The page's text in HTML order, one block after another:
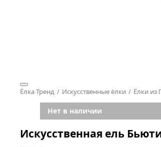
Ёлка Тренд Искусственные ёлки Ёлки из
Нет в наличии
Искусственная ель